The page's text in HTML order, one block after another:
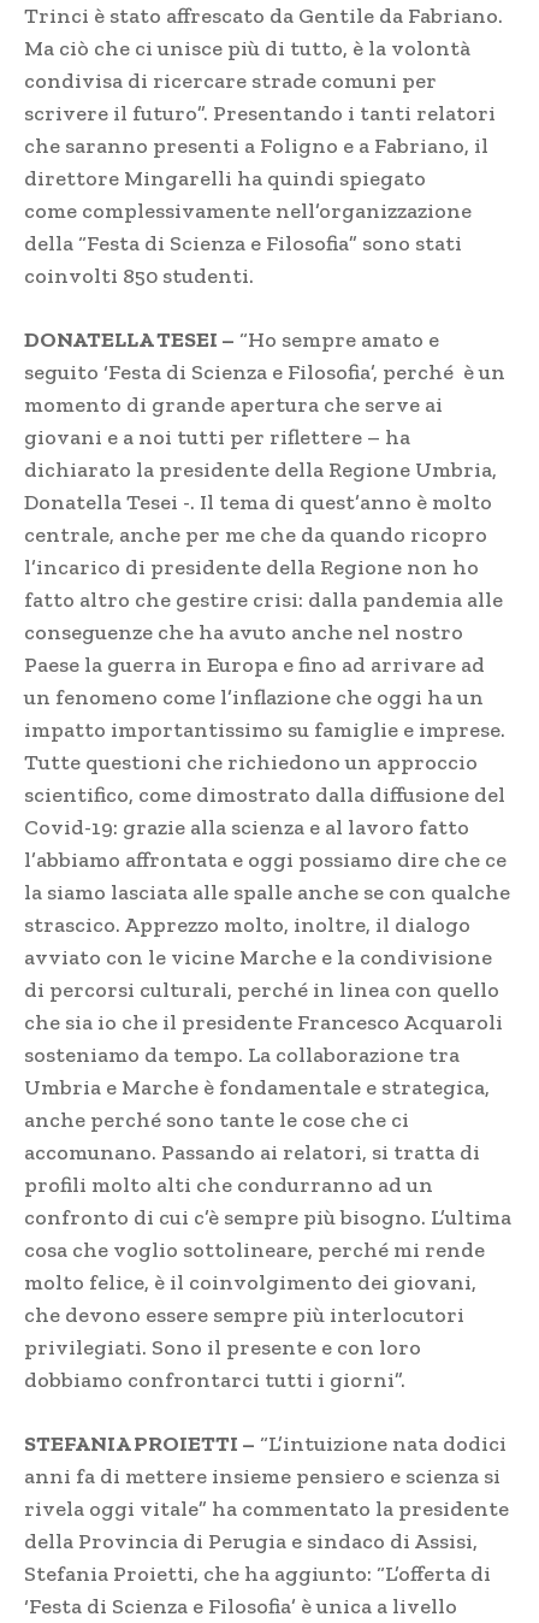
Trinci è stato affrescato da Gentile da Fabriano.
Ma ciò che ci unisce più di tutto, è la volontà
condivisa di ricercare strade comuni per
scrivere il futuro”. Presentando i tanti relatori
che saranno presenti a Foligno e a Fabriano, il
direttore Mingarelli ha quindi spiegato
come complessivamente nell’organizzazione
della “Festa di Scienza e Filosofia” sono stati
coinvolti 850 studenti.
DONATELLA TESEI – “Ho sempre amato e
seguito ‘Festa di Scienza e Filosofia’, perché è un
momento di grande apertura che serve ai
giovani e a noi tutti per riflettere – ha
dichiarato la presidente della Regione Umbria,
Donatella Tesei -. Il tema di quest’anno è molto
centrale, anche per me che da quando ricopro
l’incarico di presidente della Regione non ho
fatto altro che gestire crisi: dalla pandemia alle
conseguenze che ha avuto anche nel nostro
Paese la guerra in Europa e fino ad arrivare ad
un fenomeno come l’inflazione che oggi ha un
impatto importantissimo su famiglie e imprese.
Tutte questioni che richiedono un approccio
scientifico, come dimostrato dalla diffusione del
Covid-19: grazie alla scienza e al lavoro fatto
l’abbiamo affrontata e oggi possiamo dire che ce
la siamo lasciata alle spalle anche se con qualche
strascico. Apprezzo molto, inoltre, il dialogo
avviato con le vicine Marche e la condivisione
di percorsi culturali, perché in linea con quello
che sia io che il presidente Francesco Acquaroli
sosteniamo da tempo. La collaborazione tra
Umbria e Marche è fondamentale e strategica,
anche perché sono tante le cose che ci
accomunano. Passando ai relatori, si tratta di
profili molto alti che condurranno ad un
confronto di cui c’è sempre più bisogno. L’ultima
cosa che voglio sottolineare, perché mi rende
molto felice, è il coinvolgimento dei giovani,
che devono essere sempre più interlocutori
privilegiati. Sono il presente e con loro
dobbiamo confrontarci tutti i giorni”.
STEFANIA PROIETTI – “L’intuizione nata dodici
anni fa di mettere insieme pensiero e scienza si
rivela oggi vitale” ha commentato la presidente
della Provincia di Perugia e sindaco di Assisi,
Stefania Proietti, che ha aggiunto: “L’offerta di
‘Festa di Scienza e Filosofia’ è unica a livello